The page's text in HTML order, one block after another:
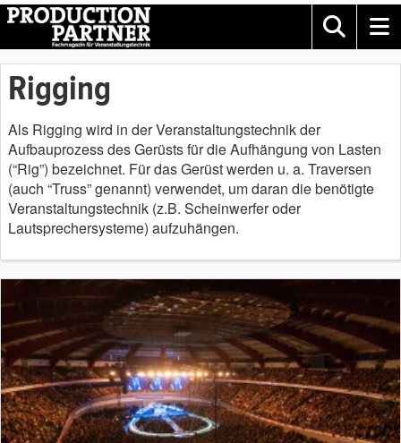
Rigging
Als Rigging wird in der Veranstaltungstechnik der
Aufbauprozess des Gerüsts für die Aufhängung von Lasten
(“Rig”) bezeichnet. Für das Gerüst werden u. a. Traversen
(auch “Truss” genannt) verwendet, um daran die benötigte
Veranstaltungstechnik (z.B. Scheinwerfer oder
Lautsprechersysteme) aufzuhängen.